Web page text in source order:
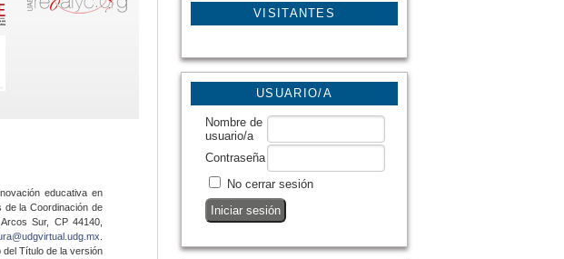
VISITANTES
USUARIO/A
Nombre de
usuario/a
Contraseña
No cerrar sesión
educativa en
de la Coordinación de
Sur, CP 44140,
Título de la versión